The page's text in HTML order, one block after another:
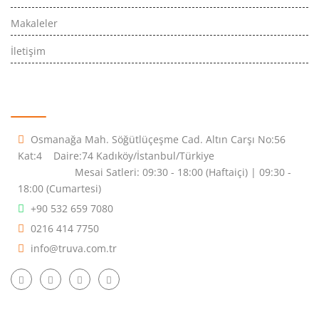
Makaleler
İletişim
Osmanağa Mah. Söğütlüçeşme Cad. Altın Carşı No:56
Kat:4 Daire:74 Kadıköy/İstanbul/Türkiye
Mesai Satleri: 09:30 - 18:00 (Haftaiçi) | 09:30 -
18:00 (Cumartesi)
+90 532 659 7080
0216 414 7750
info@truva.com.tr